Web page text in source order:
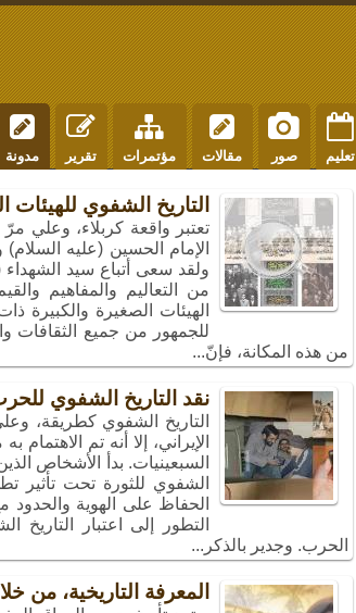
تعليم صور مقالات مؤتمرات تقرير مدونة
التاريخ الشفوي للهيئات
تعتبر واقعة كربلاء، وعلي
الإمام الحسين (عليه
ولقد سعى أتباع سيد
من التعاليم والمفاهيم
الهيئات الصغيرة والكبيرة
للجمهور من جميع الثقافات
من هذه المكانة، فإنّ...
نقد التاريخ الشفوي
التاريخ الشفوي كطريقة،
الإيراني، إلا أنه تم
السبعينيات. بدأ الأشخاص
الشفوي للثورة تحت تأثير
الحفاظ على الهوية والحدود
التطور إلى اعتبار
الحرب. وجدير بالذكر...
المعرفة التاريخية، من